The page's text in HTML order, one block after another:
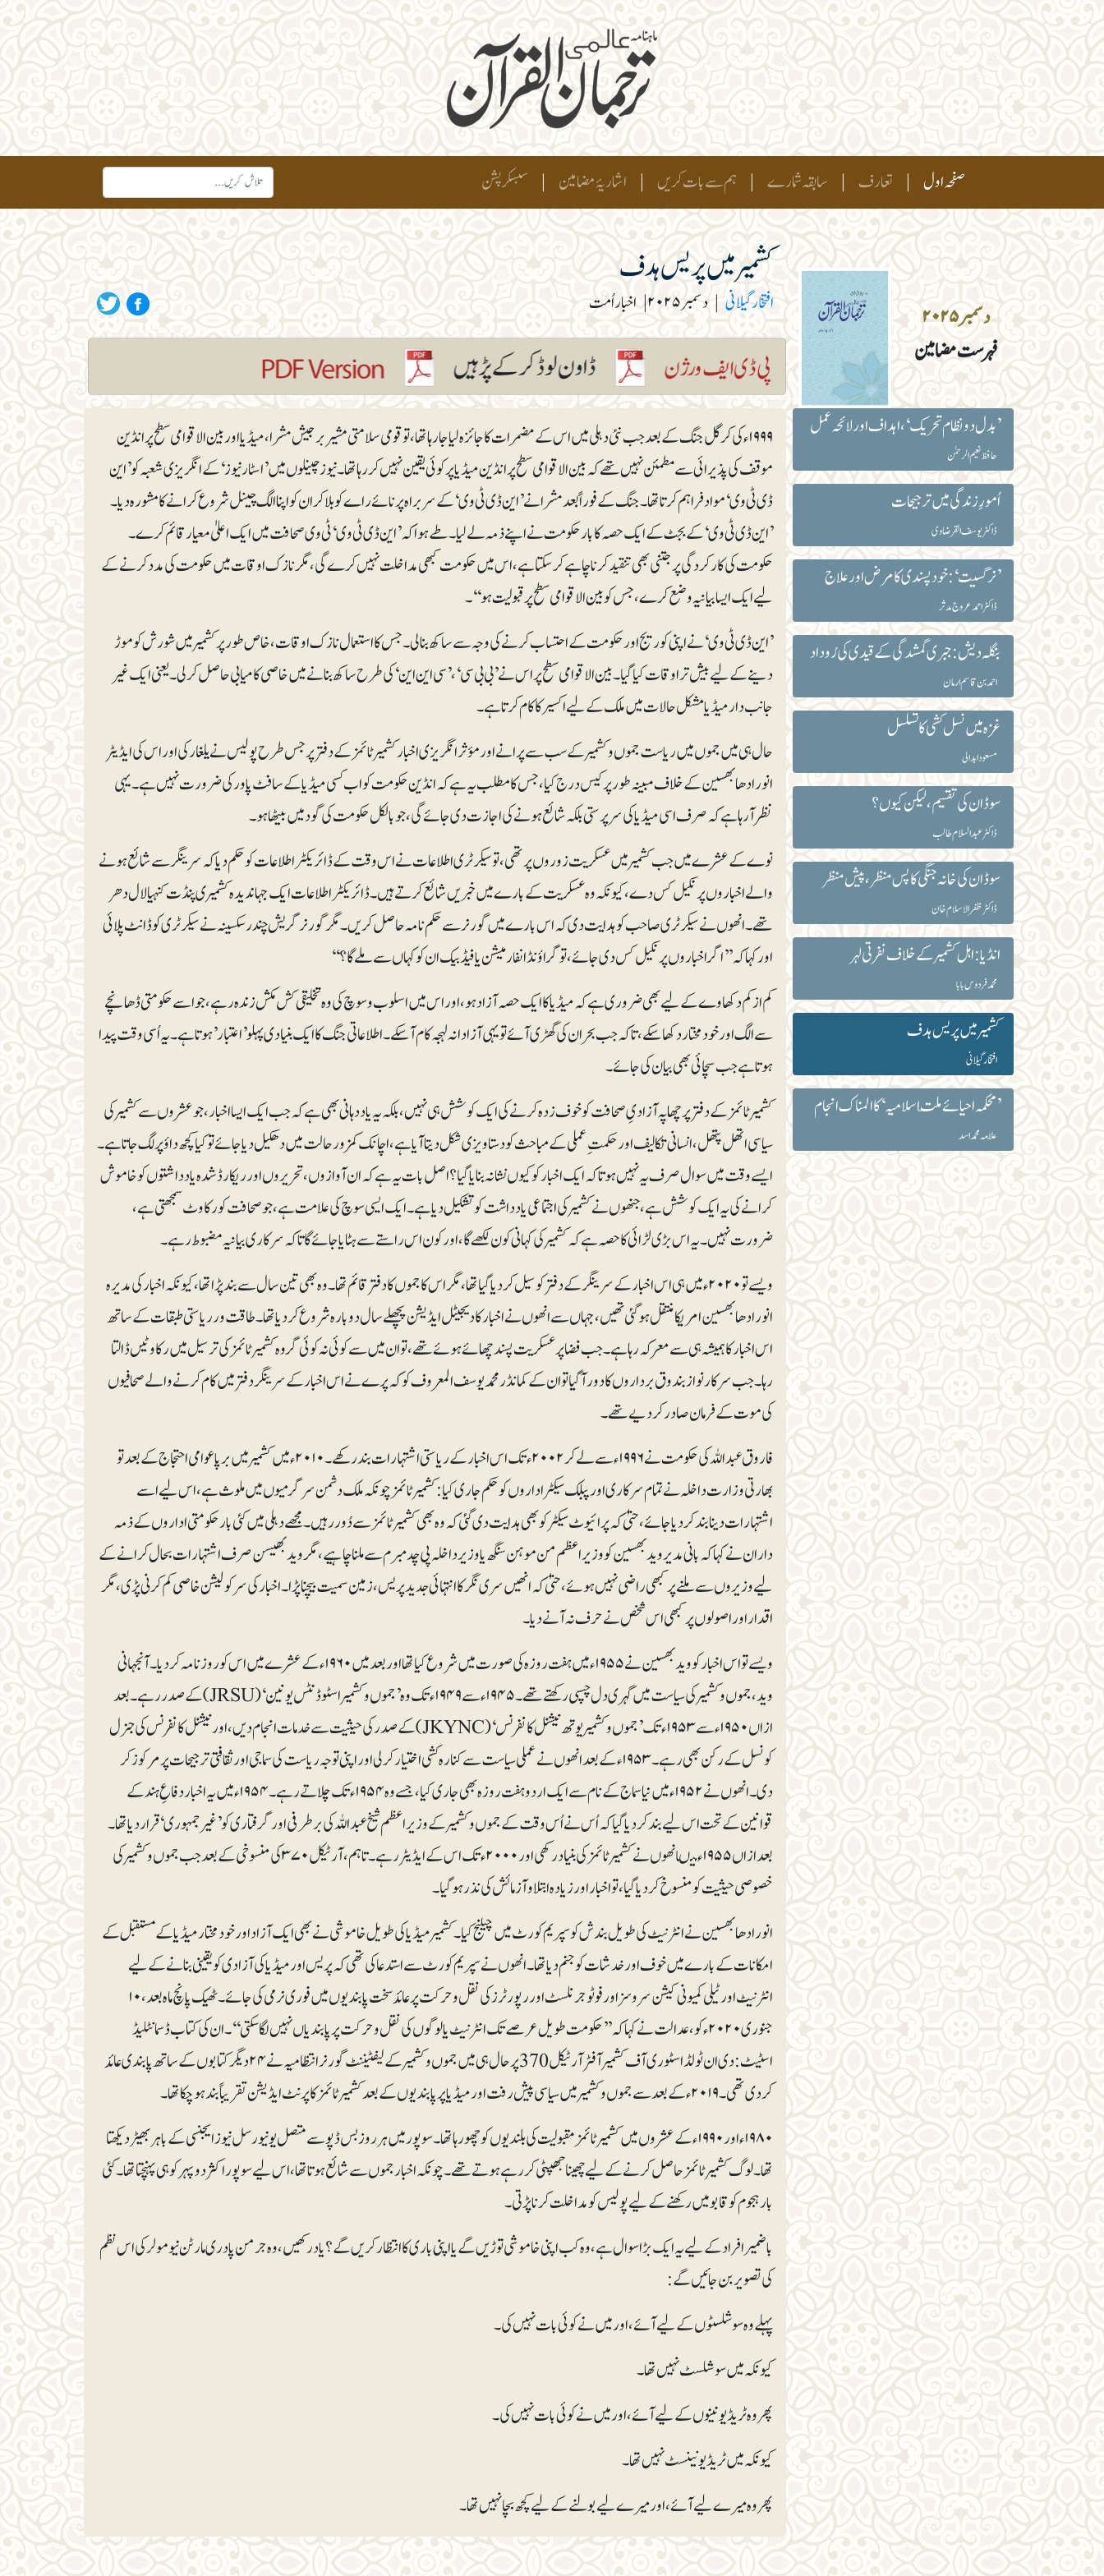
صفحہ اول | تعارف | سابقہ شمارے | ہم سے بات کریں | اشاریۂ مضامین | سبسکرپشن
دسمبر ۲۰۲۵
فہرست مضامین
کشمیر میں پریس ہدف
افتخار گیلانی | دسمبر ۲۰۲۵ | اخبار اُمت
’بدل دو نظام تحریک‘، اہداف اور لائحہ عمل
حافظ نعیم الرحمٰن
اُمورِ زندگی میں ترجیحات
ڈاکٹر یوسف القرضاوی
’نرگسیت‘: خود پسندی کا مرض اور علاج
ڈاکٹر احمد عروج مدثر
بنگلہ دیش: جبری گمشدگی کے قیدی کی رُوداد
احمد بن قاسم ارمان
غزہ میں نسل کشی کا تسلسل
مسعود ابدالی
سوڈان کی تقسیم، لیکن کیوں ؟
ڈاکٹرعبدالسلام طالب
سوڈان کی خانہ جنگی کا پس منظر، پیش منظر
ڈاکٹر ظفرالاسلام خان
انڈیا: اہل کشمیر کے خلاف نفرتی لہر
محمد فردوس بابا
کشمیر میں پریس ہدف
افتخار گیلانی
’محکمہ احیائے ملّت اسلامیہ‘ کا المناک انجام
علّامہ محمد اسد
۱۹۹۹ءکی کرگل جنگ کے بعد جب نئی دہلی میں اس کے مضمرات کا جائزہ لیا جا رہا تھا، تو قومی سلامتی مشیر برجیش مشرا، میڈیا اور بین الاقوامی سطح پر انڈین
موقف کی پذیرائی سے مطمئن نہیں تھے کہ بین الاقوامی سطح پر انڈین میڈیا پر کوئی یقین نہیں کر رہا تھا۔ نیوز چینلوں میں ’اسٹار نیوز‘ کے انگریزی شعبہ کو ’این
ڈی ٹی وی‘ مواد فراہم کرتا تھا۔ جنگ کے فوراً بعد مشرا نے ’این ڈی ٹی وی‘ کے سربراہ پرنائے راے کو بلا کر ان کو اپنا الگ چینل شروع کرانے کا مشورہ دیا۔
’این ڈی ٹی وی‘ کے بجٹ کے ایک حصہ کا بار حکومت نے اپنے ذمہ لے لیا۔ طے ہوا کہ ’این ڈی ٹی وی‘ ٹی وی صحافت میں ایک اعلیٰ معیار قائم کرے۔
حکومت کی کارکردگی پر جتنی بھی تنقید کرنا چاہے کرسکتا ہے، اس میں حکومت کبھی مداخلت نہیں کرےگی، مگر نازک اوقات میں حکومت کی مدد کرنے کے
لیے ایک ایسا بیانیہ وضع کرے، جس کوبین الاقوامی سطح پر قبولیت ہو‘‘۔
’این ڈی ٹی وی‘ نے اپنی کوریج اور حکومت کے احتساب کرنے کی وجہ سے ساکھ بنالی۔ جس کا استعمال نازک اوقات، خاص طور پر کشمیر میں شورش کو موڑ
دینے کے لیے بیش تر اوقات کیا گیا۔بین الاقوامی سطح پر اس نے ’بی بی سی‘، ’سی این این‘ کی طرح ساکھ بنانے میں خاصی کامیابی حاصل کرلی۔ یعنی ایک غیر
جانب دار میڈیا مشکل حالات میں ملک کےلیے اکسیر کا کام کرتا ہے۔
حال ہی میں جموں میں ریاست جموں و کشمیر کے سب سے پرانے اور مؤثر انگریزی اخبار کشمیر ٹائمز کے دفتر پر جس طرح پولیس نے یلغار کی اور اس کی ایڈیٹر
انورادھا بھسین کے خلاف مبینہ طور پر کیس درج کیا ، جس کا مطلب یہ ہے کہ انڈین حکومت کو اب کسی میڈیا کے سافٹ پاور کی ضرورت نہیں ہے۔یہی
نظر آرہا ہے کہ صرف اسی میڈیا کی سرپرستی بلکہ شائع ہونے کی اجازت دی جائے گی، جو بالکل حکومت کی گود میں بیٹھا ہو۔
نوے کے عشرے میں جب کشمیر میں عسکریت زوروں پر تھی، تو سیکرٹری اطلاعات نے اس وقت کے ڈائریکٹر اطلاعات کو حکم دیا کہ سرینگر سے شائع ہونے
والے اخباروں پر نکیل کس دے، کیونکہ وہ عسکریت کے بارے میں خبریں شائع کرتے ہیں۔ ڈائریکٹر اطلاعات ایک جہاندیدہ کشمیری پنڈت کنہیا لال دھر
تھے۔ انھوں نے سیکرٹری صاحب کو ہدایت دی کہ اس بارے میں گورنر سے حکم نامہ حاصل کریں۔ مگر گورنر گریش چندر سکسینہ نے سیکرٹری کو ڈانٹ پلائی
اور کہا کہ ’’اگر اخباروں پر نکیل کس دی جائے،تو گراؤنڈ انفارمیشن یا فیڈبیک ان کو کہاں سے ملے گا؟‘‘
کم از کم دکھاوے کےلیے بھی ضروری ہے کہ میڈیا کا ایک حصہ آزاد ہو، اور اس میں اسلوب و سوچ کی وہ تخلیقی کش مکش زندہ رہے، جو اسے حکومتی ڈھانچے
سے الگ اور خودمختار دکھا سکے، تاکہ جب بحران کی گھڑی آئے تو یہی آزادانہ لہجہ کام آسکے۔ اطلاعاتی جنگ کا ایک بنیادی پہلو ’اعتبار’ہوتا ہے۔ یہ اُسی وقت پیدا
ہوتا ہے جب سچائی بھی بیان کی جائے۔
کشمیر ٹائمز کے دفتر پر چھا پہ آزادیِ صحافت کو خوف زدہ کرنے کی ایک کوشش ہی نہیں، بلکہ یہ یاد دہانی بھی ہے کہ جب ایک ایسا اخبار، جو عشروں سے کشمیر کی
سیاسی اتھل پتھل، انسانی تکالیف اور حکمتِ عملی کے مباحث کو دستاویزی شکل دیتا آیا ہے، اچانک کمزور حالت میں دھکیل دیا جائے تو کیا کچھ داؤ پر لگ جاتا ہے۔
ایسے وقت میں سوال صرف یہ نہیں ہوتا کہ ایک اخبار کو کیوں نشانہ بنایا گیا؟ اصل بات یہ ہے کہ ان آوازوں، تحریروں اور ریکارڈ شدہ یادداشتوں کو خاموش
کرانے کی یہ ایک کوشش ہے، جنھوں نے کشمیر کی اجتماعی یادداشت کو تشکیل دیا ہے۔ایک ایسی سوچ کی علامت ہے، جو صحافت کو رکاوٹ سمجھتی ہے،
ضرورت نہیں۔ یہ اس بڑی لڑائی کا حصہ ہے کہ کشمیر کی کہانی کون لکھے گا، اور کون اس راستے سے ہٹایا جائے گا تاکہ سرکاری بیانیہ مضبوط رہے۔
ویسے تو ۲۰۲۰ءمیں ہی اس اخبار کے سرینگر کے دفتر کو سیل کر دیا گیا تھا،مگر اس کا جموں کا دفتر قائم تھا۔ وہ بھی تین سال سے بندپڑا تھا، کیونکہ اخبار کی مدیرہ
انورادھا بھسین امریکا منتقل ہوگئی تھیں، جہاں سے انھوں نے اخبار کا دیجیٹل ایڈیشن پچھلے سال دوبارہ شروع کر دیا تھا۔ طاقت ور ریاستی طبقات کے ساتھ
اس اخبار کا ہمیشہ ہی سے معرکہ رہا ہے۔ جب فضا پر عسکریت پسند چھائے ہوئے تھے، توان میں سے کوئی نہ کوئی گروہ کشمیر ٹائمزکی ترسیل میں رکاوٹیں ڈالتا
رہا۔ جب سرکار نواز بندوق برداروں کا دور آگیا توان کے کمانڈر محمد یوسف المعروف کوکہ پرے نے اس اخبار کے سرینگر دفتر میں کا م کرنے والے صحافیوں
کی موت کے فرمان صاد ر کر دیے تھے۔
فاروق عبداللہ کی حکومت نے ۱۹۹۶ء سے لے کر ۲۰۰۲ء تک اس اخبار کے ریاستی اشتہارات بند رکھے۔ ۲۰۱۰ء میں کشمیر میں برپا عوامی احتجاج کے بعد تو
بھارتی وزارت داخلہ نے تمام سرکاری اور پبلک سیکٹر اداروں کو حکم جاری کیا: کشمیر ٹائمز چونکہ ملک دشمن سرگرمیوں میں ملوث ہے، اس لیے اسے
اشتہارات دینا بند کر دیا جائے، حتیٰ کہ پرائیوٹ سیکٹر کو بھی ہدایت دی گئی کہ وہ بھی کشمیر ٹائمز سے دُور رہیں۔ مجھے دہلی میں کئی بار حکومتی اداروں کے ذمہ
داران نے کہا کہ بانی مدیر وید بھسین کو وزیر اعظم من موہن سنگھ یا وزیر داخلہ پی چدمبرم سے ملنا چاہیے، مگر وید بھیسن صرف اشتہارات بحال کرانے کے
لیے وزیروں سے ملنے پر کبھی راضی نہیں ہوئے، حتیٰ کہ انھیں سری نگر کا انتہائی جدید پریس، زمین سمیت بیچنا پڑا۔ اخبار کی سرکولیشن خاصی کم کرنی پڑی، مگر
اقدار اور اصولوں پر کبھی اس شخص نے حرف نہ آنے دیا۔
ویسے تو اس اخبار کو وید بھسین نے ۱۹۵۵ء میں ہفت روزہ کی صورت میں شروع کیا تھا اور بعد میں ۱۹۶۰ء کے عشرے میں اس کو روزنامہ کردیا۔ آنجہانی
وید، جموں و کشمیر کی سیاست میں گہری دل چسپی رکھتے تھے۔ ۱۹۴۵ء سے ۱۹۴۹ء تک وہ ’جموں و کشمیر اسٹوڈنٹس یونین‘ (JRSU) کے صدر رہے۔ بعد
ازاں ۱۹۵۰ء سے ۱۹۵۳ء تک ’جموں و کشمیر یوتھ نیشنل کانفرنس‘ (JKYNC) کے صدر کی حیثیت سے خدمات انجام دیں، اور نیشنل کانفرنس کی جنرل
کونسل کے رکن بھی رہے۔ ۱۹۵۳ء کے بعد انھوں نے عملی سیاست سے کنارہ کشی اختیار کرلی اور اپنی توجہ ریاست کی سماجی اور ثقافتی ترجیحات پر مرکوز کر
دی۔انھوں نے ۱۹۵۲ء میں نیا سماج کے نام سے ایک اردو ہفت روزہ بھی جاری کیا، جسے وہ ۱۹۵۴ء تک چلاتے رہے۔ ۱۹۵۴ء میں یہ اخبار دفاعِ ہند کے
قوانین کے تحت اس لیے بندکر دیا گیا کہ اُس نے اُس وقت کے جموں و کشمیر کے وزیر اعظم شیخ عبداللہ کی برطرفی اور گرفتاری کو’غیر جمہوری‘ قرار دیا تھا۔
بعد ازاں ۱۹۵۵ء میںانھوں نے کشمیر ٹائمز کی بنیاد رکھی اور ۲۰۰۰ء تک اس کے ایڈیٹر رہے۔تاہم، آرٹیکل ۳۷۰ کی منسوخی کے بعد جب جموں و کشمیر کی
خصوصی حیثیت کو منسوخ کر دیا گیا، تو اخبار اور زیادہ ابتلا و آزمائش کی نذر ہوگیا۔
انو رادھا بھسین نے انٹرنیٹ کی طویل بندش کو سپریم کورٹ میں چیلنج کیا ۔ کشمیر میڈیا کی طویل خاموشی نے بھی ایک آزاد اور خودمختار میڈیا کے مستقبل کے
امکانات کے بارے میں خوف اور خدشات کو جنم دیاتھا۔ انھوں نے سپریم کورٹ سے استدعا کی تھی کہ پریس اور میڈیا کی آزادی کو یقینی بنانے کے لیے
انٹرنیٹ اور ٹیلی کمیونی کیشن سروسز اور فوٹو جرنلسٹ اور رپورٹرز کی نقل و حرکت پر عائد سخت پابندیوں میں فوری نرمی کی جائے۔ٹھیک پانچ ماہ بعد، ۱۰
جنوری ۲۰۲۰ء کو، عدالت نے کہا کہ ’’حکومت طویل عرصے تک انٹرنیٹ یا لوگوں کی نقل و حرکت پر پابندیاں نہیں لگا سکتی‘‘۔ ان کی کتاب ڈسمانٹلیڈ
اسٹیٹ: دی ان ٹولڈ اسٹوری آف کشمیر آفٹر آرٹیکل 370پر حال ہی میں جموں و کشمیر کے لیفٹیننٹ گورنر انتظامیہ نے ۲۴ دیگر کتابوں کے ساتھ پابندی عائد
کر دی تھی۔ ۲۰۱۹ء کے بعدسے جموں و کشمیر میں سیاسی پیش رفت اور میڈیا پر پابندیوں کے بعد کشمیرٹائمز کا پرنٹ ایڈیشن تقریباً بند ہو چکا تھا۔
۱۹۸۰ء اور ۱۹۹۰ء کے عشروں میں کشمیر ٹائمز مقبولیت کی بلندیوں کو چھو رہا تھا۔ سوپور میں ہر روز بس ڈپو سے متصل یونیورسل نیوز ایجنسی کے باہر بھیڑ دیکھتا
تھا۔ لوگ کشمیر ٹائمز حاصل کرنے کے لیے چھینا جھپٹی کر رہے ہوتے تھے۔ چونکہ اخبار جموں سے شائع ہوتا تھا، اس لیے سوپور اکثر دوپہر کو ہی پہنچتا تھا۔ کئی
بار ہجوم کو قابو میں رکھنے کے لیے پولیس کو مداخلت کرنا پڑتی۔
باضمیر افراد کے لیے یہ ایک بڑا سوال ہے ، وہ کب اپنی خاموشی توڑ یں گے یا اپنی باری کا انتظار کریں گے؟ یادرکھیں، وہ جرمن پادری مارٹن نیومولر کی اس نظم
کی تصویر بن جائیں گے:
پہلے وہ سوشلسٹوں کے لیے آئے،اور میں نے کوئی بات نہیں کی۔
کیونکہ میں سوشلسٹ نہیں تھا۔
پھر وہ ٹریڈ یونینوں کے لیے آئے،اور میں نے کوئی بات نہیں کی۔
کیونکہ میں ٹریڈ یونینسٹ نہیں تھا۔
پھر وہ میرے لیے آئے ،اور میرے لیے بولنے کے لیے کچھ بچا نہیں تھا۔